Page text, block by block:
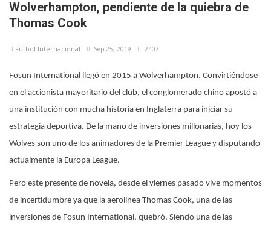
Wolverhampton, pendiente de la quiebra de
Thomas Cook
Fútbol Internacional Sep 25, 2019 2407
Fosun International llegó en 2015 a Wolverhampton. Convirtiéndose
en el accionista mayoritario del club, el conglomerado chino apostó a
una institución con mucha historia en Inglaterra para iniciar su
estrategia deportiva. De la mano de inversiones millonarias, hoy los
Wolves son uno de los animadores de la Premier League y disputando
actualmente la Europa League.
Pero este presente de novela, desde el viernes pasado vive momentos
de incertidumbre ya que la aerolínea Thomas Cook, una de las
inversiones de Fosun International, quebró. Siendo una de las